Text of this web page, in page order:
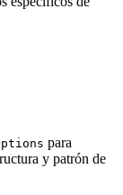
para
y patrón de